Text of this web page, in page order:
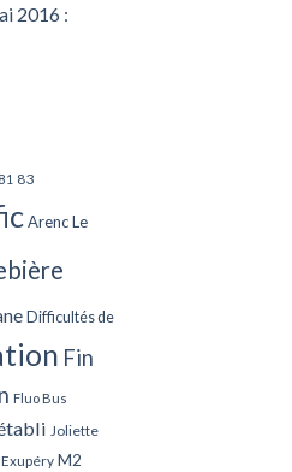
2016 :
81 83
Arenc Le
Difficultés de
Fin
Fluo Bus
Joliette
Exupéry M2